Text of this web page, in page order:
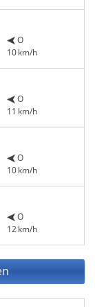
O
10 km/h
O
11 km/h
O
10 km/h
O
12 km/h